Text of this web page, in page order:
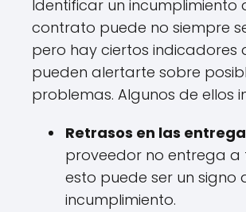
Identificar un incumplimiento
contrato puede no siempre
pero hay ciertos indicadores
pueden alertarte sobre
problemas. Algunos de ellos
Retrasos en las
proveedor no entrega a
esto puede ser un signo
incumplimiento.